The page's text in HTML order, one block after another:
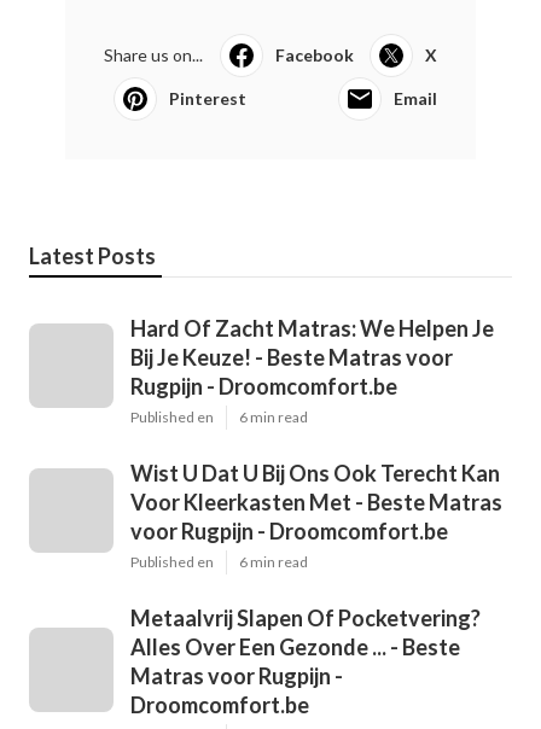
Share us on... Facebook X
Pinterest Email
Latest Posts
Hard Of Zacht Matras: We Helpen Je
Bij Je Keuze! - Beste Matras voor
Rugpijn - Droomcomfort.be
Published en 6 min read
Wist U Dat U Bij Ons Ook Terecht Kan
Voor Kleerkasten Met - Beste Matras
voor Rugpijn - Droomcomfort.be
Published en 6 min read
Metaalvrij Slapen Of Pocketvering?
Alles Over Een Gezonde ... - Beste
Matras voor Rugpijn -
Droomcomfort.be